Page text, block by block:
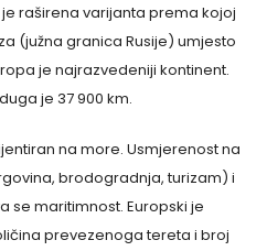
raširena varijanta prema kojoj
(južna granica Rusije) umjesto
je najrazvedeniji kontinent.
je 37 900 km.
na more. Usmjerenost na
brodogradnja, turizam) i
se maritimnost. Europski je
prevezenoga tereta i broj